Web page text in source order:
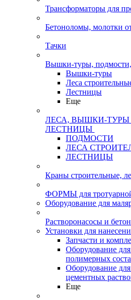
Трансформаторы для
Бетоноломы, молотки
Тачки
Вышки-туры, подмости,
Вышки-туры
Леса
Лестницы
Еще
ЛЕСА, ВЫШКИ-
ЛЕСТНИЦЫ
ПОДМОСТИ
ЛЕСА
ЛЕСТНИЦЫ
Краны строительные,
ФОРМЫ для
Оборудование для
Растворонасосы и
Установки для
Запчасти и
Оборудование
полимерных
Оборудование
цементных
Еще